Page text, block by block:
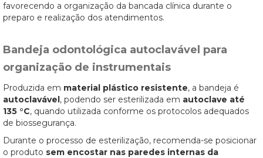
favorecendo a organização da bancada clínica durante o
preparo e realização dos atendimentos.
Bandeja odontológica autoclavável para
organização de instrumentais
Produzida em material plástico resistente, a bandeja é
autoclavável, podendo ser esterilizada em autoclave até
135 °C, quando utilizada conforme os protocolos adequados
de biossegurança.
Durante o processo de esterilização, recomenda-se posicionar
o produto sem encostar nas paredes internas da